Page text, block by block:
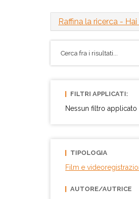
Raffina la ricerca - Hai
FILTRI APPLICATI:
Nessun filtro applicato
TIPOLOGIA
Film e
AUTORE/AUTRICE